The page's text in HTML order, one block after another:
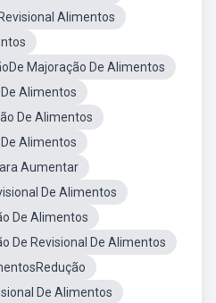
Alimentos
Majoração De Alimentos
Alimentos
De Alimentos
Alimentos
Aumentar
De Alimentos
De Alimentos
De Revisional De Alimentos
De Alimentos